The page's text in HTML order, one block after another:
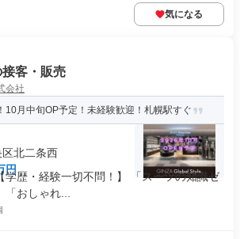
気になる
客・販売
会社
10月中旬OP予定！未経験歓迎！札幌駅すぐ
北二条西
円
学歴・経験一切不問！】 「スーツの知識ゼ
おしゃれ...